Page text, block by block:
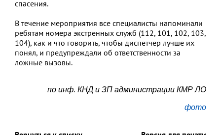
спасения.
В течение мероприятия все специалисты напоминали
ребятам номера экстренных служб (112, 101, 102, 103,
104), как и что говорить, чтобы диспетчер лучше их
понял, и предупреждали об ответственности за
ложные вызовы.
по инф. КНД и ЗП администрации КМР ЛО
фото